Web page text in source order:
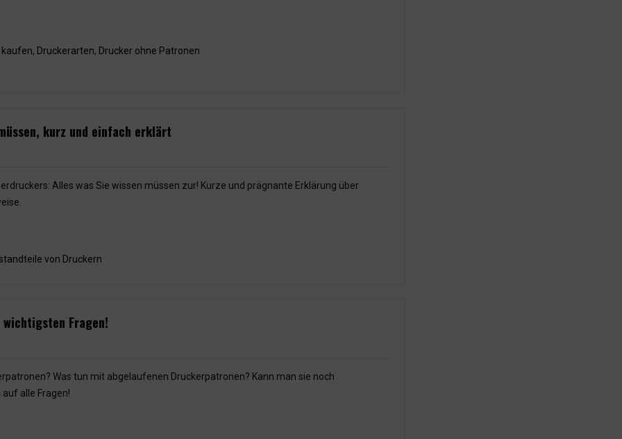
kaufen, Druckerarten, Drucker ohne Patronen
kurz und einfach erklärt
Alles was Sie wissen müssen zur! Kurze und prägnante Erklärung über
von Druckern
Fragen!
Was tun mit abgelaufenen Druckerpatronen? Kann man sie noch
alle Fragen!